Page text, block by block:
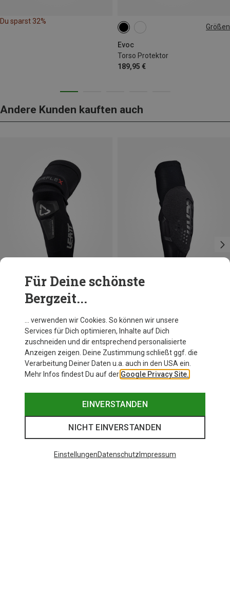
Du sparst 32%
Größen
Evoc
Torso Protektor
189,95 €
L|XL
Andere Kunden kauften auch
Du sparst 53%
Für Deine schönste
Bergzeit...
… verwenden wir Cookies. So können wir unsere
Services für Dich optimieren, Inhalte auf Dich
zuschneiden und dir entsprechend personalisierte
Anzeigen zeigen. Deine Zustimmung schließt ggf. die
Verarbeitung Deiner Daten u.a. auch in den USA ein.
Mehr Infos findest Du auf der Google Privacy Site.
EINVERSTANDEN
NICHT EINVERSTANDEN
EinstellungenDatenschutz Impressum